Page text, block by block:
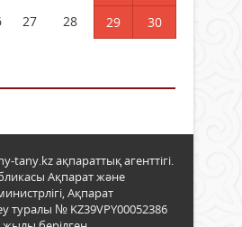
27 28 29
30
tany.kz ақпараттық агенттігі.
Ақпарат және
Ақпарат
туралы № KZ39VPY00052386